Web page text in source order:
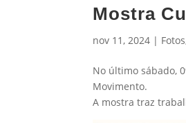
Mostra
nov 11, 2024 | Fotos
No último sábado,
Movimento.
A mostra traz